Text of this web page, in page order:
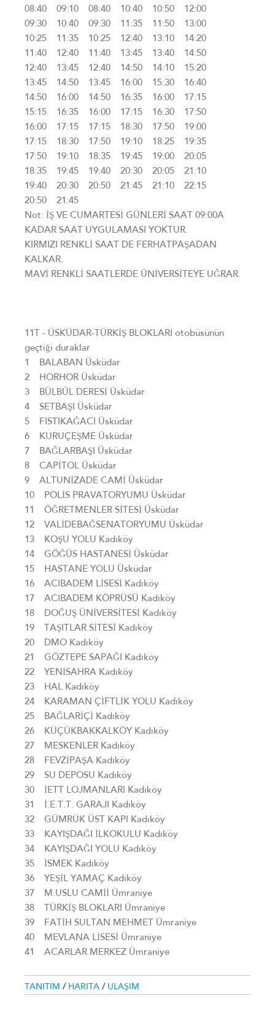
08:40 09:10 08:40 10:40 10:50 12:00
09:30 10:40 09:30 11:35 11:50 13:00
10:25 11:35 10:25 12:40 13:10 14:20
11:40 12:40 11:40 13:45 13:40 14:50
12:40 13:45 12:40 14:50 14:10 15:20
13:45 14:50 13:45 16:00 15:30 16:40
14:50 16:00 14:50 16:35 16:00 17:15
15:15 16:35 16:00 17:15 16:30 17:50
16:00 17:15 17:15 18:30 17:50 19:00
17:15 18:30 17:50 19:10 18:25 19:35
17:50 19:10 18:35 19:45 19:00 20:05
18:35 19:45 19:40 20:30 20:05 21:10
19:40 20:30 20:50 21:45 21:10 22:15
20:50 21:45
Not: İŞ VE CUMARTESİ GÜNLERİ SAAT 09:00A
KADAR SAAT UYGULAMASI YOKTUR.
KIRMIZI RENKLİ SAAT DE FERHATPAŞADAN
KALKAR.
MAVİ RENKLİ SAATLERDE ÜNİVERSİTEYE UĞRAR.
11T - ÜSKÜDAR-TÜRKİŞ BLOKLARI otobüsünün
geçtiği duraklar
1 BALABAN Üsküdar
2 HORHOR Üsküdar
3 BÜLBÜL DERESİ Üsküdar
4 SETBAŞI Üsküdar
5 FISTIKAĞACI Üsküdar
6 KURUÇEŞME Üsküdar
7 BAĞLARBAŞI Üsküdar
8 CAPİTOL Üsküdar
9 ALTUNİZADE CAMİ Üsküdar
10 POLİS PRAVATORYUMU Üsküdar
11 ÖĞRETMENLER SİTESİ Üsküdar
12 VALİDEBAĞSENATORYUMU Üsküdar
13 KOŞU YOLU Kadıköy
14 GÖĞÜS HASTANESİ Üsküdar
15 HASTANE YOLU Üsküdar
16 ACIBADEM LİSESİ Kadıköy
17 ACIBADEM KÖPRÜSÜ Kadıköy
18 DOĞUŞ ÜNİVERSİTESİ Kadıköy
19 TAŞITLAR SİTESİ Kadıköy
20 DMO Kadıköy
21 GÖZTEPE SAPAĞI Kadıköy
22 YENİSAHRA Kadıköy
23 HAL Kadıköy
24 KARAMAN ÇİFTLİK YOLU Kadıköy
25 BAĞLARİÇİ Kadıköy
26 KÜÇÜKBAKKALKÖY Kadıköy
27 MESKENLER Kadıköy
28 FEVZİPAŞA Kadıköy
29 SU DEPOSU Kadıköy
30 İETT LOJMANLARI Kadıköy
31 İ.E.T.T. GARAJI Kadıköy
32 GÜMRÜK ÜST KAPI Kadıköy
33 KAYIŞDAĞI İLKOKULU Kadıköy
34 KAYIŞDAĞI YOLU Kadıköy
35 İSMEK Kadıköy
36 YEŞİL YAMAÇ Kadıköy
37 M.USLU CAMİİ Ümraniye
38 TÜRKİŞ BLOKLARI Ümraniye
39 FATİH SULTAN MEHMET Ümraniye
40 MEVLANA LİSESİ Ümraniye
41 ACARLAR MERKEZ Ümraniye
TANITIM / HARITA / ULAŞIM